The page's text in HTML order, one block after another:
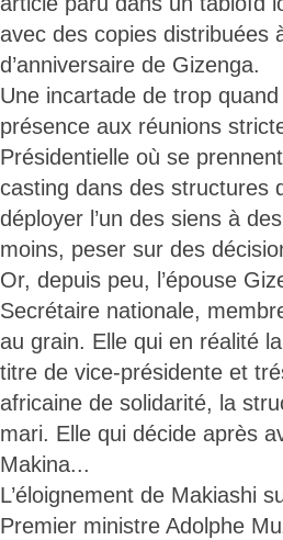
avec des copies distribuées
d’anniversaire de Gizenga.
Une incartade de trop
présence aux réunions
Présidentielle où se
casting dans des structures
déployer l’un des siens à
moins, peser sur des
Or, depuis peu, l’épouse
Secrétaire nationale,
au grain. Elle qui en réalité
titre de vice-présidente et
africaine de solidarité, la
mari. Elle qui décide après
Makina...
L’éloignement de Makiashi
Premier ministre Adolphe